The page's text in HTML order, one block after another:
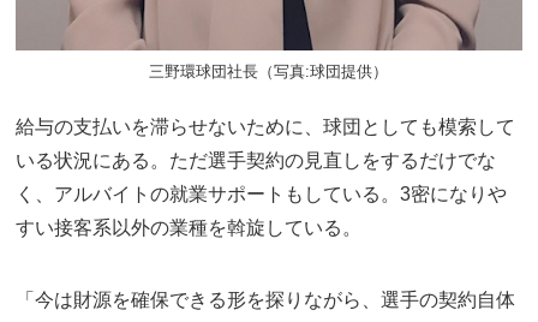
三野環球団社長（写真:球団提供）
給与の支払いを滞らせないために、球団としても模索して
いる状況にある。ただ選手契約の見直しをするだけでな
く、アルバイトの就業サポートもしている。3密になりや
すい接客系以外の業種を斡旋している。
「今は財源を確保できる形を探りながら、選手の契約自体